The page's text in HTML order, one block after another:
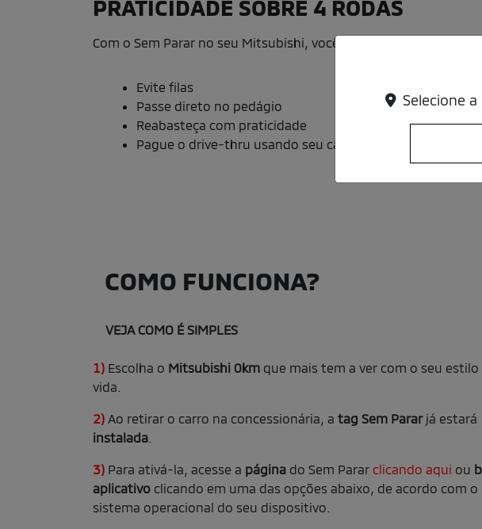
PRATICIDADE SOBRE 4 RODAS
Com o Sem Parar no seu Mitsubishi, você conta com as
Evite filas
Passe direto no pedágio
Reabasteça com praticidade
Pague o drive-thru usando seu carro
COMO FUNCIONA?
VEJA COMO É SIMPLES
1) Escolha o Mitsubishi 0km que mais tem a ver com o seu estilo
vida.
2) Ao retirar o carro na concessionária, a tag Sem Pararjá estará
instalada
3) Para ativá-la, acesse a página do Sem Parar clicando aqui ou
aplicativo clicando em uma das opções abaixo, de acordo com o
sistema operacional do seu dispositivo.
Selecione